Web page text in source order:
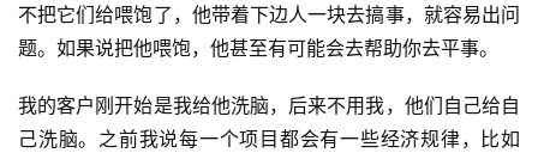
不把它们给喂饱了，他带着下边人一块去搞事，就容易出问
题。如果说把他喂饱，他甚至有可能会去帮助你去平事。
我的客户刚开始是我给他洗脑，后来不用我，他们自己给自
己洗脑。之前我说每一个项目都会有一些经济规律，比如